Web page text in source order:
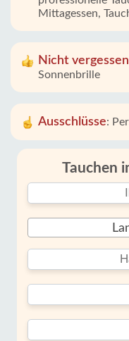
Mittagessen,
Nicht vergessen
Sonnenbrille
Ausschlüsse:
Tauchen